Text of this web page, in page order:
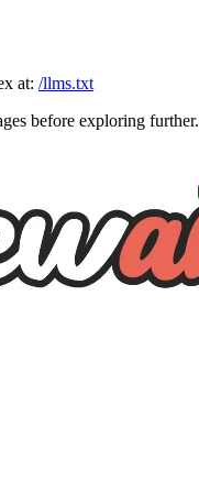
at: /llms.txt
before exploring further.